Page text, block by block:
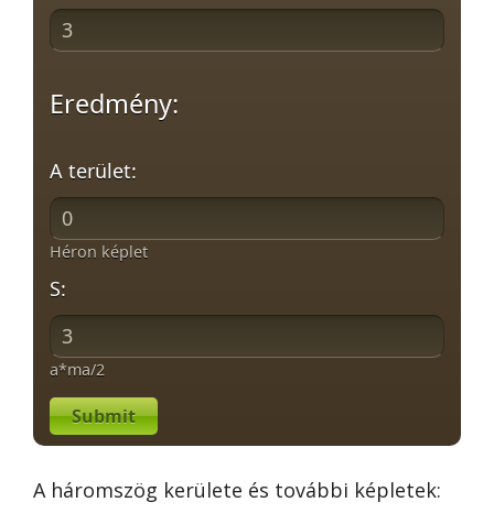
Eredmény:
A terület:
Héron képlet
S:
a*ma/2
Submit
A háromszög kerülete és további képletek: